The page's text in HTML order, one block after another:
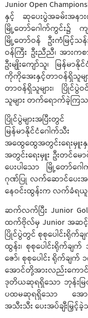
Junior Open
နှင့် ဆုပေးပွဲအခမ်းအန
မြို့တော်ဂေါက်ကွင်း၌ က
မြို့တော်ဝန် ဦးကံမြင့်သန်
ဝန်ကြီး ဦးညီညီ၊ အားကစ
ဦးမျိုးကျော်သူ၊ မြန်မာ
ကိုကိုအေးနှင့်တာဝန်ရှိသူမျ
တာဝန်ရှိသူများ၊ ပြိုင်ပွဲ
သူများ တက်ရောက်ခဲ့ကြ
ပြိုင်ပွဲများအပြီးတွင်
မြန်မာနိုင်ငံဂေါ
အထွေထွေအတွင်းရေးမှူး
အတွင်းရေးမှူး ဦးတင်မေ
ပေးပါသော မြို့တော်ဂ
ဂုဏ်ပြု လက်ဆောင်ပေးအ
နေဝင်းထွန်းက လက်ခံရ
ဆက်လက်ပြီး Junior Golf
ထက်ဗိုလ်မှ Junior အဆ
ပြိုင်ပွဲတွင် စုစုပေါင်းရိုက်ခ
ထွန်း၊ စုစုပေါင်းရိုက်ချ
ဇော်၊ စုစုပေါင်း ရိုက်ချ
အောင်တို့အားလည်းကောင်
ဒုတိယဆုရရှိသော ဘုန်းမြတ်
ပထမဆုရရှိသော အော
အသီးသီး ပေးအပ်ချီးမြှင့်